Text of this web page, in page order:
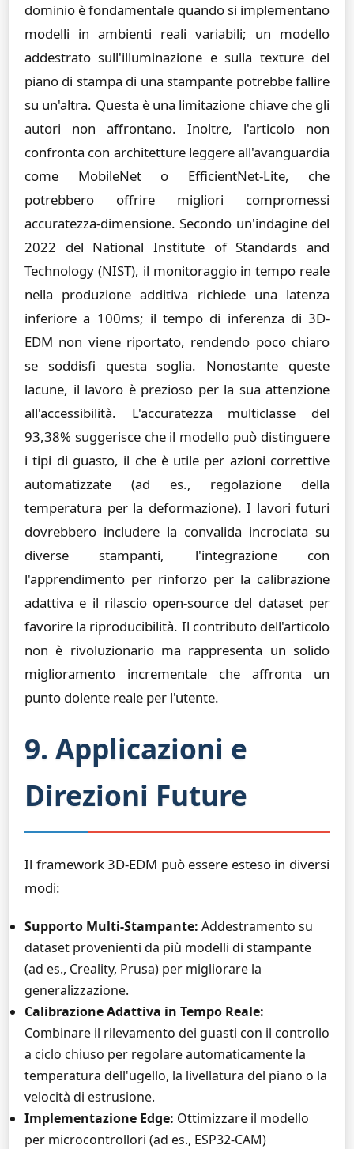
dominio è fondamentale quando si implementano
modelli in ambienti reali variabili; un modello
addestrato sull'illuminazione e sulla texture del
piano di stampa di una stampante potrebbe fallire
su un'altra. Questa è una limitazione chiave che gli
autori non affrontano. Inoltre, l'articolo non
confronta con architetture leggere all'avanguardia
come MobileNet o EfficientNet-Lite, che
potrebbero offrire migliori compromessi
accuratezza-dimensione. Secondo un'indagine del
2022 del National Institute of Standards and
Technology (NIST), il monitoraggio in tempo reale
nella produzione additiva richiede una latenza
inferiore a 100ms; il tempo di inferenza di 3D-
EDM non viene riportato, rendendo poco chiaro
se soddisfi questa soglia. Nonostante queste
lacune, il lavoro è prezioso per la sua attenzione
all'accessibilità. L'accuratezza multiclasse del
93,38% suggerisce che il modello può distinguere
i tipi di guasto, il che è utile per azioni correttive
automatizzate (ad es., regolazione della
temperatura per la deformazione). I lavori futuri
dovrebbero includere la convalida incrociata su
diverse stampanti, l'integrazione con
l'apprendimento per rinforzo per la calibrazione
adattiva e il rilascio open-source del dataset per
favorire la riproducibilità. Il contributo dell'articolo
non è rivoluzionario ma rappresenta un solido
miglioramento incrementale che affronta un
punto dolente reale per l'utente.
9. Applicazioni e
Direzioni Future
Il framework 3D-EDM può essere esteso in diversi
modi:
Supporto Multi-Stampante: Addestramento su
dataset provenienti da più modelli di stampante
(ad es., Creality, Prusa) per migliorare la
generalizzazione.
Calibrazione Adattiva in Tempo Reale:
Combinare il rilevamento dei guasti con il controllo
a ciclo chiuso per regolare automaticamente la
temperatura dell'ugello, la livellatura del piano o la
velocità di estrusione.
Implementazione Edge: Ottimizzare il modello
per microcontrollori (ad es., ESP32-CAM)